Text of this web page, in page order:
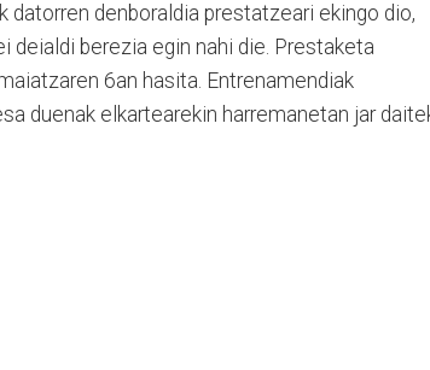
denboraldia prestatzeari ekingo dio,
berezia egin nahi die. Prestaketa
6an hasita. Entrenamendiak
duenak elkartearekin harremanetan jar